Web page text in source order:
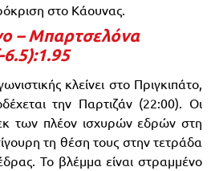
στο Κάουνας.
– Μπαρτσελόνα
κλείνει στο Πριγκιπάτο,
την Παρτιζάν (22:00). Οι
των πλέον ισχυρών εδρών στη
τη θέση τους στην τετράδα
Το βλέμμα είναι στραμμένο